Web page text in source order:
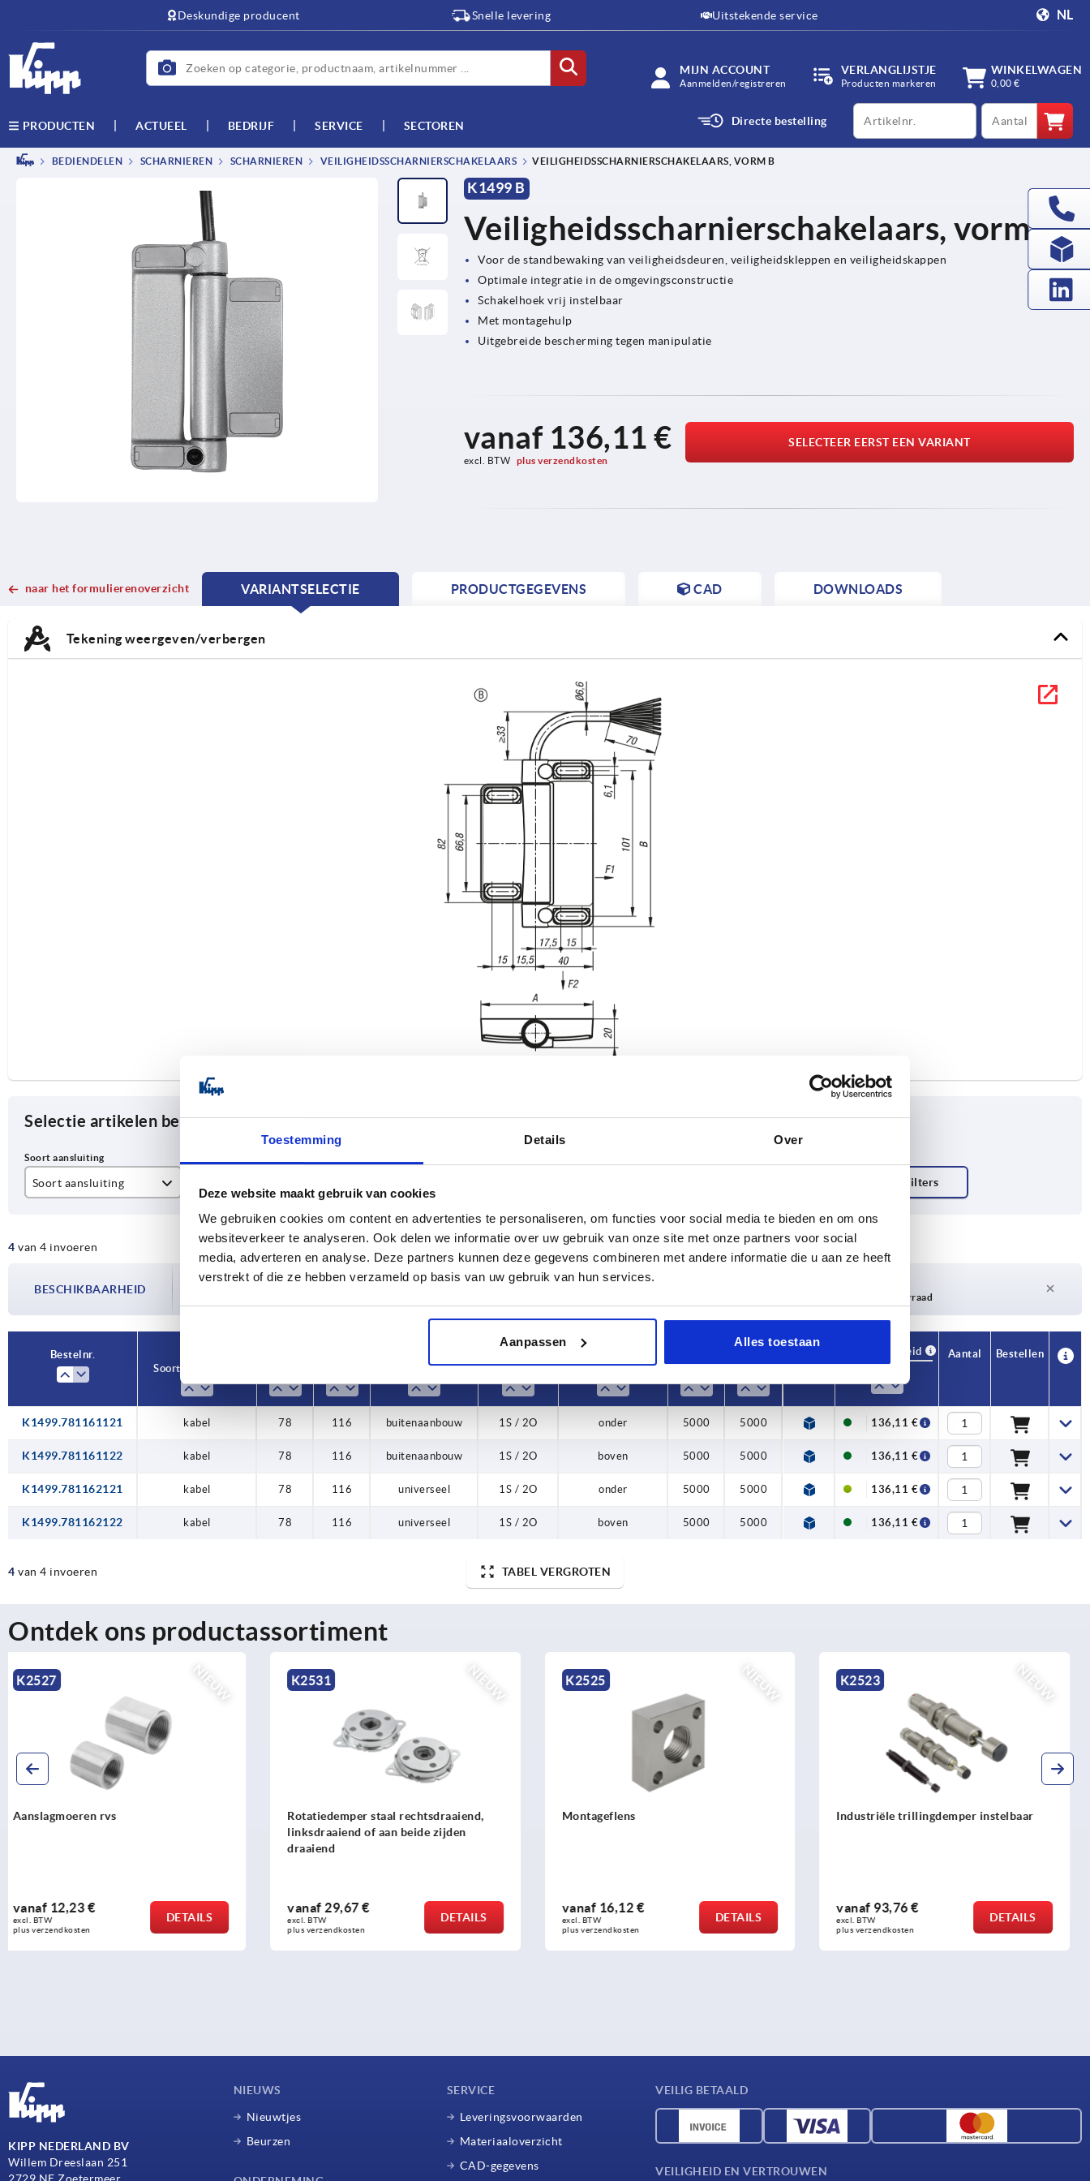
Toestemming Details Over
Deze website maakt gebruik van cookies
We gebruiken cookies om content en advertenties te personaliseren, om functies voor social media te bieden en om ons
websiteverkeer te analyseren. Ook delen we informatie over uw gebruik van onze site met onze partners voor social
media, adverteren en analyse. Deze partners kunnen deze gegevens combineren met andere informatie die u aan ze heeft
verstrekt of die ze hebben verzameld op basis van uw gebruik van hun services.
Aanpassen Alles toestaan
Deskundige producent Snelle levering Uitstekende service NL
MIJN ACCOUNT
Aanmelden/registreren
VERLANGLIJSTJE
Producten markeren
WINKELWAGEN
0,00 €
PRODUCTEN ACTUEEL BEDRIJF SERVICE SECTOREN Directe bestelling
productCode qty
BEDIENDELEN SCHARNIEREN SCHARNIEREN VEILIGHEIDSSCHARNIERSCHAKELAARS VEILIGHEIDSSCHARNIERSCHAKELAARS, VORM B
K1499 B
Veiligheidsscharnierschakelaars, vorm B
Voor de standbewaking van veiligheidsdeuren, veiligheidskleppen en veiligheidskappen
Optimale integratie in de omgevingsconstructie
Schakelhoek vrij instelbaar
Met montagehulp
Uitgebreide bescherming tegen manipulatie
vanaf 136,11 €
excl. BTW plus verzendkosten
SELECTEER EERST EEN VARIANT
naar het formulierenoverzicht
VARIANTSELECTIE
CURRENT
CURRENT
PRODUCTGEGEVENS CAD DOWNLOADS
Tekening weergeven/verbergen
Selectie artikelen begrenzen
Soort aansluiting
78 116 buitenaanbouw 1S / 2O
4 van 4 invoeren TABEL VERGROTEN
BESCHIKBAARHEID
De beschikbaarheid wordt meerdere keren per dag met regelmatige tussenpozen
over de bevestigde verzenddatum.
Momenteel niet op voorraad
Bestelnr.
Soort aansluiting
Voorinstelling Contacten Aansluitpositie F1 N F2 N
Beschikbaarheid
Aantal Bestellen
K1499.781161121 kabel 78 116 buitenaanbouw 1S / 2O onder 5000 5000 136,11 €
K1499.781161122 kabel 78 116 buitenaanbouw 1S / 2O boven 5000 5000 136,11 €
K1499.781162121 kabel 78 116 universeel 1S / 2O onder 5000 5000 136,11 €
K1499.781162122 kabel 78 116 universeel 1S / 2O boven 5000 5000 136,11 €
4 van 4 invoeren TABEL VERGROTEN
Ontdek ons productassortiment
NIEUW
K2531
Rotatiedemper staal rechtsdraaiend,
vanaf29,67 €
excl. BTW
plus verzendkosten
DETAILS
NIEUW
K2525
Montageflens
vanaf16,12 €
excl. BTW
plus verzendkosten
DETAILS
NIEUW
K2523
Industriële trillingdemper instelbaar
vanaf93,76 €
excl. BTW
plus verzendkosten
DETAILS
NIEUW
K2524
Industriële schokdempers instelbaar
vanaf170,93 €
excl. BTW
plus verzendkosten
DETAILS
KIPP NEDERLAND BV
Willem Dreeslaan 251
NIEUWS
Nieuwtjes
Beurzen
SERVICE
Leveringsvoorwaarden
Materiaaloverzicht
CAD-gegevens
VEILIG BETAALD
VEILIGHEID EN VERTROUWEN